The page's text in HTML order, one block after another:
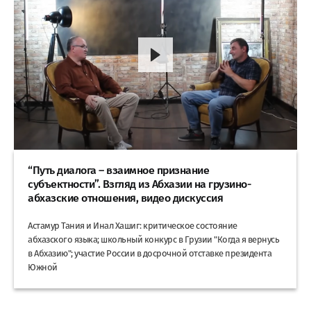
“Путь диалога – взаимное признание
субъектности”. Взгляд из Абхазии на грузино-
абхазские отношения, видео дискуссия
Астамур Тания и Инал Хашиг: критическое состояние
абхазского языка; школьный конкурс в Грузии "Когда я вернусь
в Абхазию"; участие России в досрочной отставке президента
Южной